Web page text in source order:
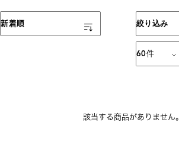
絞り込み
60件
表示順
新着順
該当する商品がありません。